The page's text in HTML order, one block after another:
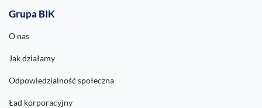
Grupa BIK
O nas
Jak działamy
Odpowiedzialność społeczna
Ład korporacyjny